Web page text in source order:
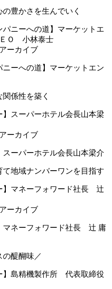
豊かさを生んでいく
ーカイブ
ニーへの道】マーケットエン
係性を築く
ーカイブ
スーパーホテル会長山本梁介
て地域ナンバーワンを目指す
ーカイブ
マネーフォワード社長 辻 庸
の醍醐味／